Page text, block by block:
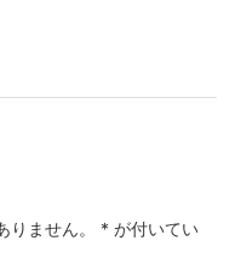
ません。 * が付いてい